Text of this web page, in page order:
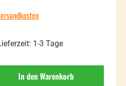
1-3 Tage
Gib den gewünschten
In den Warenkorb